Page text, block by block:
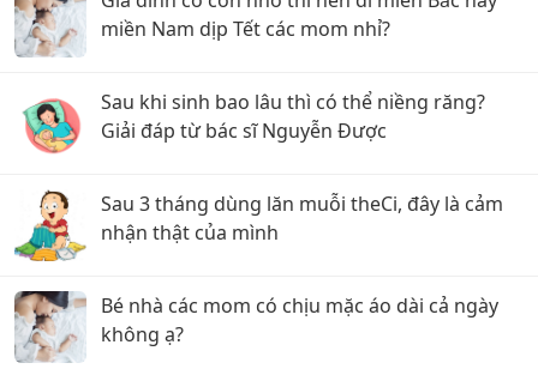
miền Nam dịp Tết các mom nhỉ?
Sau khi sinh bao lâu thì có thể niềng răng?
Giải đáp từ bác sĩ Nguyễn Được
Sau 3 tháng dùng lăn muỗi theCi, đây là cảm
nhận thật của mình
Bé nhà các mom có chịu mặc áo dài cả ngày
không ạ?